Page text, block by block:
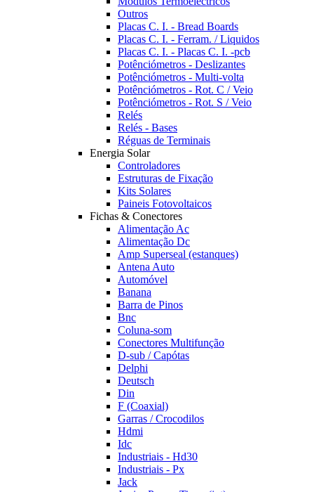
Outros
Placas C. I. - Bread Boards
Placas C. I. - Ferram. / Liquidos
Placas C. I. - Placas C. I. -pcb
Potênciómetros - Deslizantes
Potênciómetros - Multi-volta
Potênciómetros - Rot. C / Veio
Potênciómetros - Rot. S / Veio
Relés
Relés - Bases
Réguas de Terminais
Energia Solar
Controladores
Estruturas de Fixação
Kits Solares
Paineis Fotovoltaicos
Fichas & Conectores
Alimentação Ac
Alimentação Dc
Amp Superseal (estanques)
Antena Auto
Automóvel
Banana
Barra de Pinos
Bnc
Coluna-som
Conectores Multifunção
D-sub / Capótas
Delphi
Deutsch
Din
F (Coaxial)
Garras / Crocodilos
Hdmi
Idc
Industriais - Hd30
Industriais - Px
Jack